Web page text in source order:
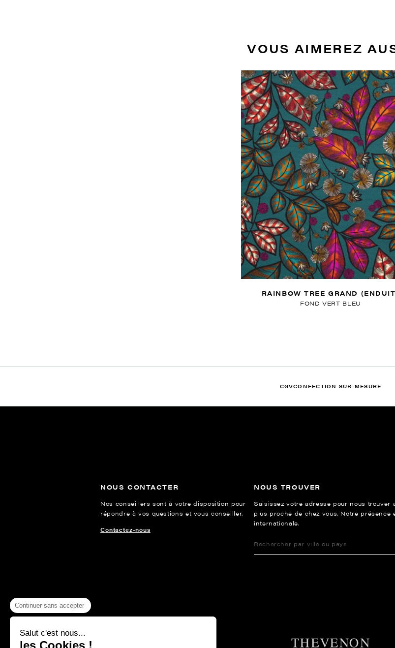
VOUS AIMEREZ
RAINBOW TREE GRAND
FOND VERT BLEU
CGVCONFECTION SUR-MESURE
NOUS CONTACTER
Nos conseillers sont à votre disposition pour
répondre à vos questions et vous conseiller.
Contactez-nous
NOUS TROUVER
Saisissez votre adresse pour nous trouver
plus proche de chez vous. Notre présence
internationale.
Continuer sans accepter
Salut c'est nous...
les Cookies !